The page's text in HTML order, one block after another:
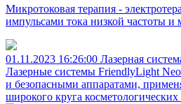
Микротоковая терапия -
импульсами тока низкой частоты и
01.11.2023 16:26:00 Лазерная
Лазерные системы FriendlyLight
и безопасными аппаратами,
широкого круга